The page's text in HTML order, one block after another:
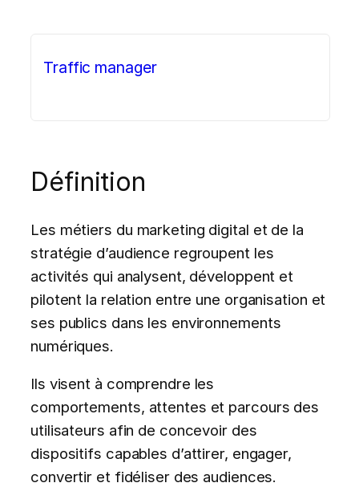
Traffic manager
Définition
Les métiers du marketing digital et de la
stratégie d’audience regroupent les
activités qui analysent, développent et
pilotent la relation entre une organisation et
ses publics dans les environnements
numériques.
Ils visent à comprendre les
comportements, attentes et parcours des
utilisateurs afin de concevoir des
dispositifs capables d’attirer, engager,
convertir et fidéliser des audiences.